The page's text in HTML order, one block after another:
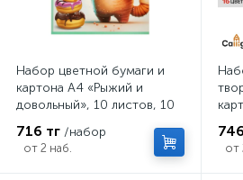
Набор цветной бумаги и
картона А4 «Рыжий и
довольный», 10 листов, 10
цветного картона 200 г/м²,
в папке
716 тг /набор
от 2 наб. от